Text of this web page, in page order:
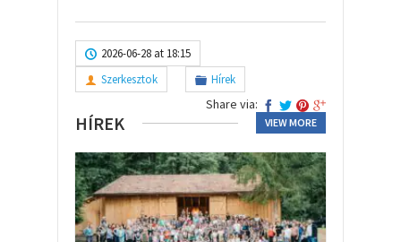
2026-06-28 at 18:15
Szerkesztok
Hírek
Share via:
HÍREK VIEW MORE